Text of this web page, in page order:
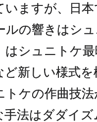
いますが、日
ルの響きはシ
はシュニトケ
ど新しい様式
トケの作曲技
手法はダダイ